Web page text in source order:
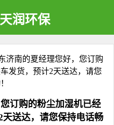
润环保
济南的夏经理您好，您订购
发货，预计2天送达，请您
订购的粉尘加湿机已经
送达，请您保持电话畅